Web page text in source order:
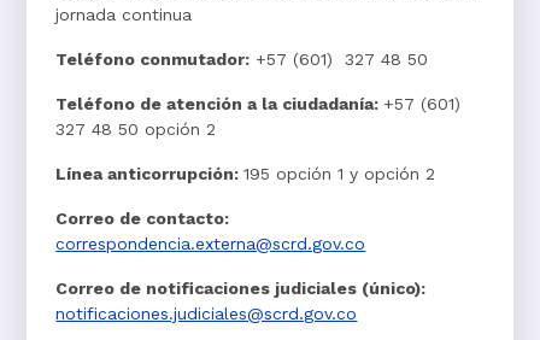
jornada continua
Teléfono conmutador: +57 (601) 327 48 50
Teléfono de atención a la ciudadanía: +57 (601)
327 48 50 opción 2
Línea anticorrupción:195 opción 1 y opción 2
Correo de contacto:
correspondencia.externa@scrd.gov.co
Correo de notificaciones judiciales (único):
notificaciones.judiciales@scrd.gov.co